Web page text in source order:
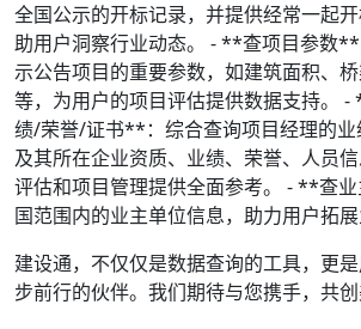
全国公示的开标记录，并提供经常一起
助用户洞察行业动态。 - **查项目参数
示公告项目的重要参数，如建筑面积、
等，为用户的项目评估提供数据支持。
绩/荣誉/证书**：综合查询项目经理的业
及其所在企业资质、业绩、荣誉、人员
评估和项目管理提供全面参考。 - **查
国范围内的业主单位信息，助力用户拓展
建设通，不仅仅是数据查询的工具，更
步前行的伙伴。我们期待与您携手，共创